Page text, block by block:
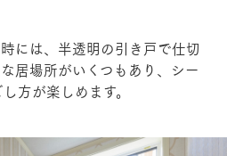
には、半透明の引き戸で仕切
居場所がいくつもあり、シー
方が楽しめます。